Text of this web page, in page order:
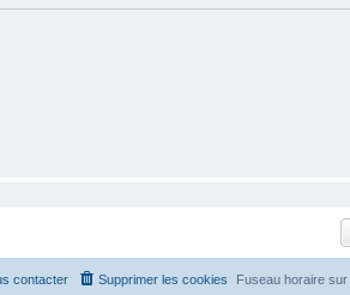
Fuseau horaire sur
Supprimer les cookies
contacter